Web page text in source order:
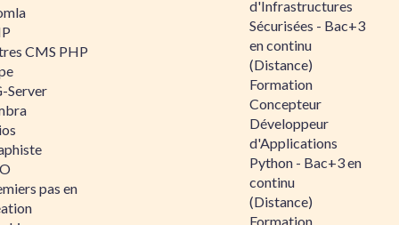
CMS PHP
Server
pas en
d'Infrastructures
Sécurisées - Bac+3
en continu
(Distance)
Formation
Concepteur
Développeur
d'Applications
Python - Bac+3 en
continu
(Distance)
Formation